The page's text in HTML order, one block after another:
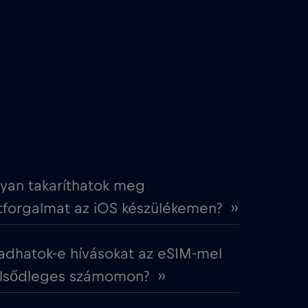
€4,-/GB
€2,-/GB
takaríthatok meg
az iOS készülékemen? ››
e hívásokat az eSIM-mel
számomon? ››